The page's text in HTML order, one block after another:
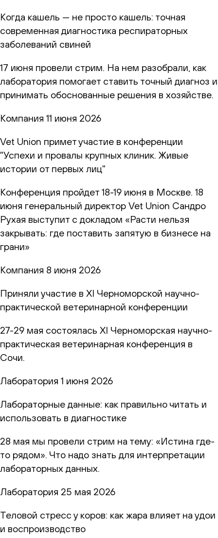
Когда кашель — не просто кашель: точная
современная диагностика респираторных
заболеваний свиней
17 июня провели стрим. На нем разобрали, как
лаборатория помогает ставить точный диагноз и
принимать обоснованные решения в хозяйстве.
Компания 11 июня 2026
Vet Union примет участие в конференции
"Успехи и провалы крупных клиник. Живые
истории от первых лиц"
Конференция пройдет 18-19 июня в Москве. 18
июня генеральный директор Vet Union Сандро
Рухая выступит с докладом «Расти нельзя
закрывать: где поставить запятую в бизнесе на
грани»
Компания 8 июня 2026
Приняли участие в XI Черноморской научно-
практической ветеринарной конференции
27-29 мая состоялась XI Черноморская научно-
практическая ветеринарная конференция в
Сочи.
Лаборатория 1 июня 2026
Лабораторные данные: как правильно читать и
использовать в диагностике
28 мая мы провели стрим на тему: «Истина где-
то рядом». Что надо знать для интерпретации
лабораторных данных.
Лаборатория 25 мая 2026
Теловой стресс у коров: как жара влияет на удои
и воспроизводство